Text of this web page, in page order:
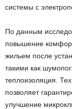
системы с
По данным
повышение
жильем после
такими как
теплоизоляция.
позволяет
улучшение